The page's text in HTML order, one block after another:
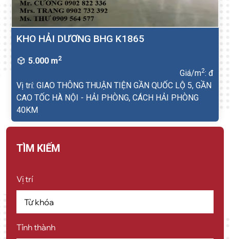
KHO HẢI DƯƠNG BHG K1865
5.000 m2
Giá/m2: đ
Vị trí: GIAO THÔNG THUẬN TIỆN GẦN QUỐC LỘ 5, GẦN
CAO TỐC HÀ NỘI - HẢI PHÒNG, CÁCH HẢI PHÒNG
40KM
TÌM KIẾM
Vị trí
Tỉnh thành